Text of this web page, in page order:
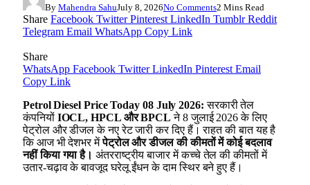
By Mahendra SahuJuly 8, 2026No Comments2 Mins Read
Share Facebook Twitter Pinterest LinkedIn Tumblr Reddit
Telegram Email WhatsApp Copy Link
Share
WhatsApp Facebook Twitter LinkedIn Pinterest Email
Copy Link
Petrol Diesel Price Today 08 July 2026: सरकारी तेल
कंपनियों IOCL, HPCL और BPCL ने 8 जुलाई 2026 के लिए
पेट्रोल और डीजल के नए रेट जारी कर दिए हैं। राहत की बात यह है
कि आज भी देशभर मेंपेट्रोल और डीजल की कीमतों में कोई बदलाव
नहीं किया गया है। अंतरराष्ट्रीय बाजार में कच्चे तेल की कीमतों में
उतार-चढ़ाव के बावजूद घरेलू ईंधन के दाम स्थिर बने हुए हैं।